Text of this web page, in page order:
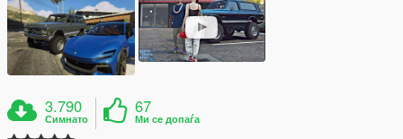
3.790
Симнато
67
Ми се допаѓа